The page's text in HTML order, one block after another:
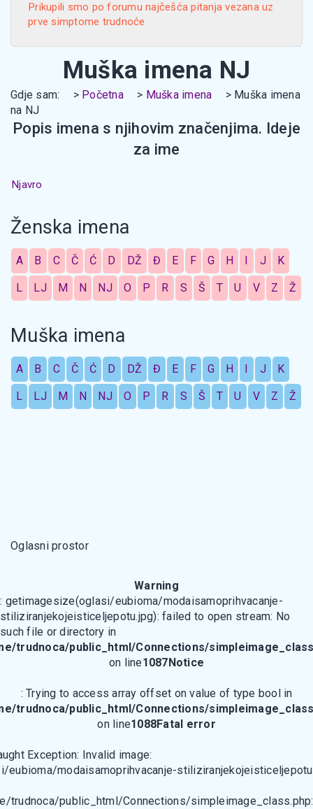
Prikupili smo po forumu najčešća pitanja vezana uz
prve simptome trudnoće
Muška imena NJ
Gdje sam: Početna Muška imena
Muška imena
na NJ
Popis imena s njihovim značenjima. Ideje
za ime
Njavro
Ženska imena
A B C Č Ć D DŽ Đ E F G H I J K
L LJ M N NJ O P R S Š T U V Z Ž
Muška imena
A B C Č Ć D DŽ Đ E F G H I J K
L LJ M N NJ O P R S Š T U V Z Ž
Oglasni prostor
Warning
: getimagesize(oglasi/eubioma/modaisamoprihvacanje-
stiliziranjekojeisticeljepotu.jpg): failed to open stream: No
such file or directory in
trudnoca/public_html/Connections/
on line1087Notice
: Trying to access array offset on value of type bool in
trudnoca/public_html/Connections/
on line1088Fatal error
Exception: Invalid image:
eubioma/modaisamoprihvacanje-
trudnoca/public_html/Connections/